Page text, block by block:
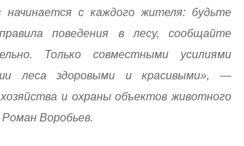
с каждого жителя: будьте
поведения в лесу, сообщайте
Только совместными усилиями
леса здоровыми и красивыми», —
и охраны объектов животного
Воробьев.